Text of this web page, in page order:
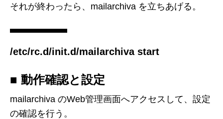
それが終わったら、mailarchiva を立ちあげる。
/etc/rc.d/init.d/mailarchiva start
■ 動作確認と設定
mailarchiva のWeb管理画面へアクセスして、設定
の確認を行う。